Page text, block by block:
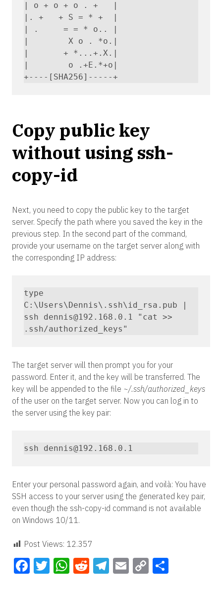
| o + o + o . +   |
|. +   + S = * +  |
| .     = = * o.. |
|        X o . *o.|
|       + *...+.X.|
|        o .+E.*+o|
+----[SHA256]-----+
Copy public key
without using ssh-
copy-id
Next, you need to copy the public key to the target
server. Specify the path where you saved the key in the
previous step. In the second part of the command,
provide your username on the target server along with
the corresponding IP address:
type
C:\Users\Dennis\.ssh\id_rsa.pub |
ssh dennis@192.168.0.1 "cat >>
.ssh/authorized_keys"
The target server will then prompt you for your
password. Enter it, and the key will be transferred. The
key will be appended to the file ~/.ssh/authorized_keys
of the user on the target server. Now you can log in to
the server using the key pair:
ssh dennis@192.168.0.1
Enter your personal password again, and voilà: You have
SSH access to your server using the generated key pair,
even though the ssh-copy-id command is not available
on Windows 10/11.
Post Views: 12.357
Facebook
Twitter
WhatsApp
Reddit
Telegram
Email
Copy